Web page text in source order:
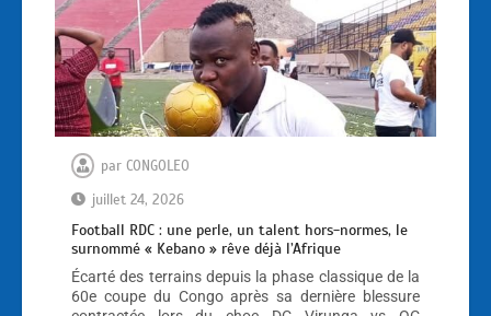
par CONGOLEO
juillet 24, 2026
Football RDC : une perle, un talent hors-normes, le
surnommé « Kebano » rêve déjà l’Afrique
Écarté des terrains depuis la phase classique de la
60e coupe du Congo après sa dernière blessure